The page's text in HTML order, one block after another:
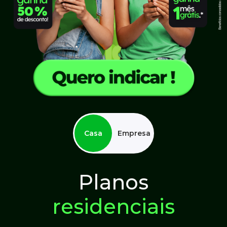
Casa Empresa
Planos
residenciais
Planos
empresariais